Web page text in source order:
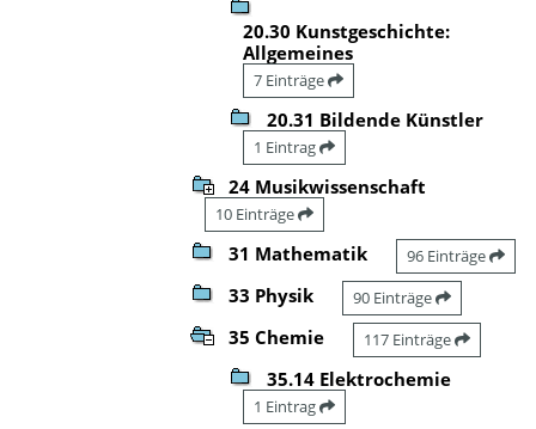
20.30 Kunstgeschichte:
Allgemeines
7 Einträge
20.31 Bildende Künstler
1 Eintrag
24 Musikwissenschaft
10 Einträge
31 Mathematik 96 Einträge
33 Physik 90 Einträge
35 Chemie 117 Einträge
35.14 Elektrochemie
1 Eintrag